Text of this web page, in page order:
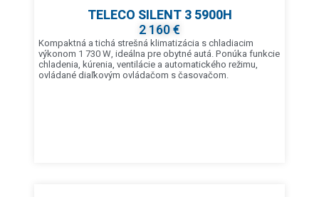
TELECO SILENT 3 5900H
2 160 €
Kompaktná a tichá strešná klimatizácia s chladiacim
výkonom 1 730 W, ideálna pre obytné autá. Ponúka funkcie
chladenia, kúrenia, ventilácie a automatického režimu,
ovládané diaľkovým ovládačom s časovačom.